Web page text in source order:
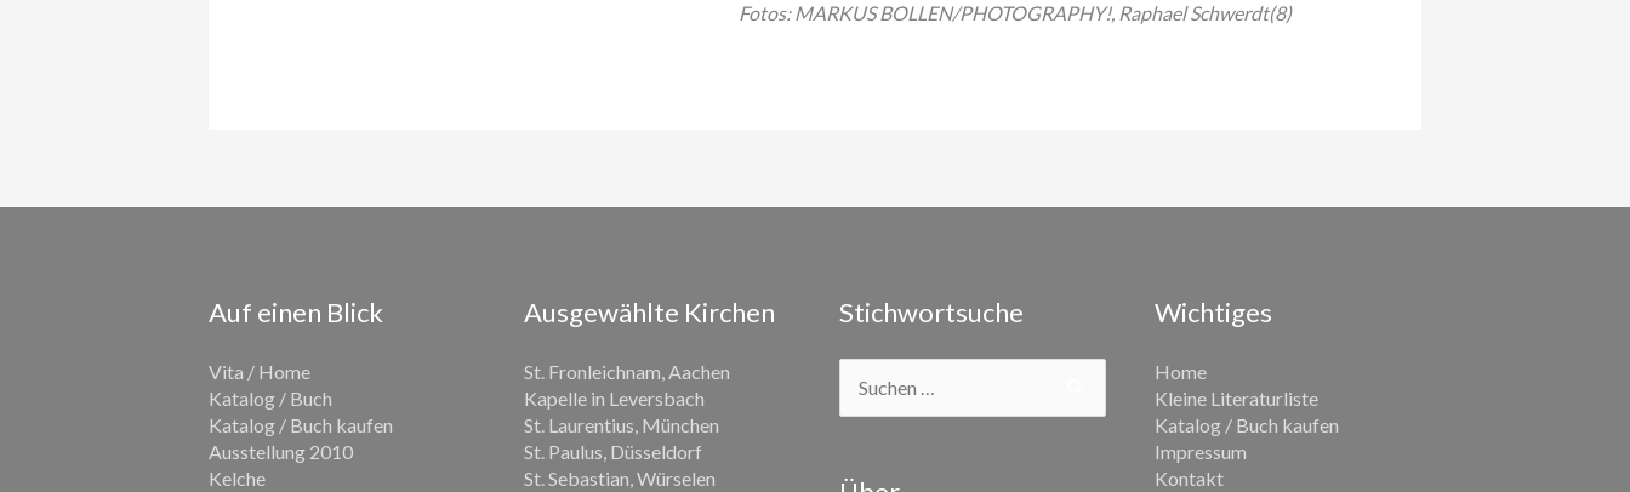
Fotos: MARKUS BOLLEN/PHOTOGRAPHY!, Raphael Schwerdt(8)
Auf einen Blick
Vita / Home
Katalog / Buch
Katalog / Buch kaufen
Ausstellung 2010
Kelche
Ausgewählte Kirchen
St. Fronleichnam, Aachen
Kapelle in Leversbach
St. Laurentius, München
St. Paulus, Düsseldorf
St. Sebastian, Würselen
Stichwortsuche
nach:
Wichtiges
Home
Kleine Literaturliste
Katalog / Buch kaufen
Impressum
Kontakt